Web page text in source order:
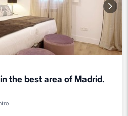
the best area of Madrid.